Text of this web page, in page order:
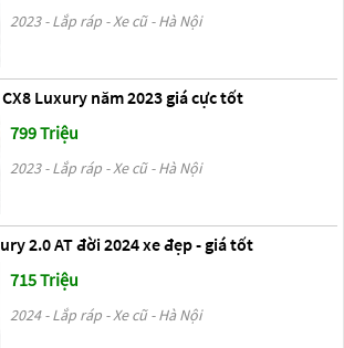
2023 - Lắp ráp - Xe cũ - Hà Nội
Luxury năm 2023 giá cực tốt
799 Triệu
2023 - Lắp ráp - Xe cũ - Hà Nội
2.0 AT đời 2024 xe đẹp - giá tốt
715 Triệu
2024 - Lắp ráp - Xe cũ - Hà Nội